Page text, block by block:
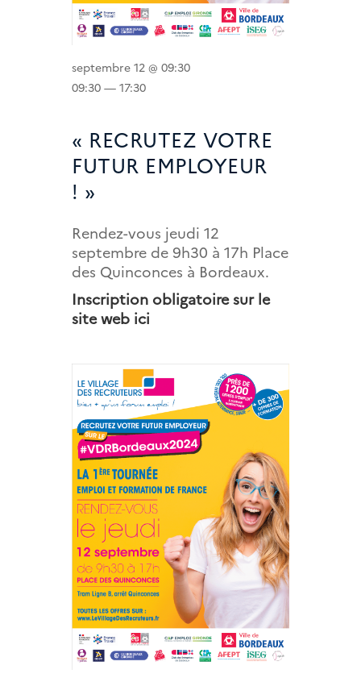
« RECRUTEZ VOTRE
FUTUR EMPLOYEUR
! »
Rendez-vous jeudi 12
septembre de 9h30 à 17h Place
des Quinconces à Bordeaux.
Inscription obligatoire sur le
site web ici
septembre 12 @ 09:30
09:30 — 17:30